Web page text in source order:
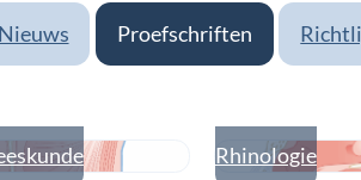
Nieuws Proefschriften
Rhinologie